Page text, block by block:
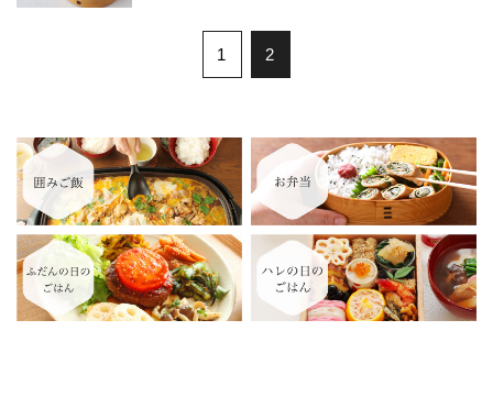
1 2